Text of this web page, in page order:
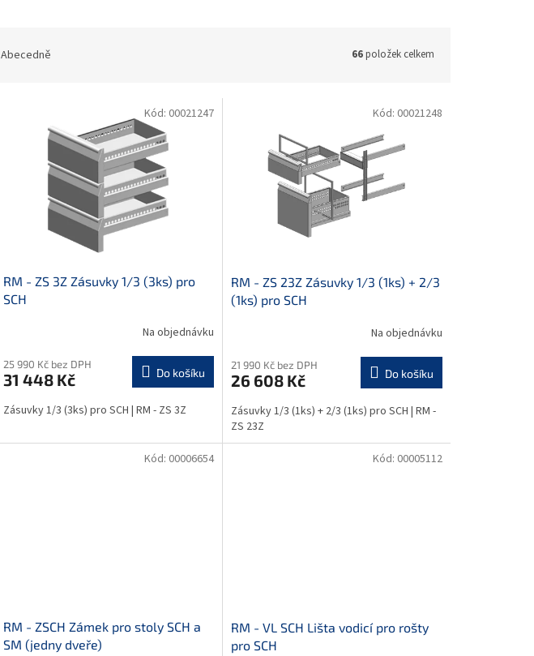
Abecedně 66položek celkem
RM - ZS 3Z Zásuvky 1/3 (3ks) pro
SCH
Na objednávku
25 990 Kč bez DPH
31 448 Kč Do košíku
Zásuvky 1/3 (3ks) pro SCH | RM - ZS 3Z
Kód: 00021247
RM - ZS 23Z Zásuvky 1/3 (1ks) + 2/3
(1ks) pro SCH
Na objednávku
21 990 Kč bez DPH
26 608 Kč Do košíku
Zásuvky 1/3 (1ks) + 2/3 (1ks) pro SCH | RM -
ZS 23Z
Kód: 00021248
RM - ZSCH Zámek pro stoly SCH a
SM (jedny dveře)
Kód: 00006654
RM - VL SCH Lišta vodicí pro rošty
pro SCH
Kód: 00005112